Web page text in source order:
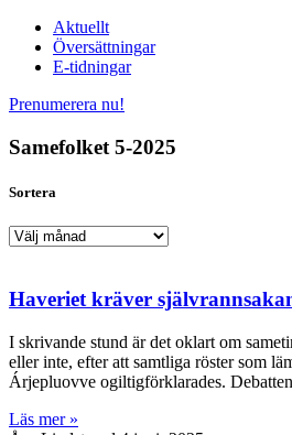
Aktuellt
Översättningar
E-tidningar
Prenumerera nu!
Samefolket 5-2025
Sortera
Sortera
Haveriet kräver
I skrivande stund är det oklart om
eller inte, efter att samtliga röster som
Árjepluovve ogiltigförklarades. Debatten
Läs mer »